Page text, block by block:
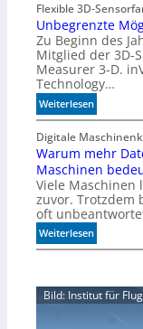
n
z
ä
z
i
s
o
n
f
ü
r
d
i
e
K
I
-
r
a
Flexible 3D-
Unbegrenzte
Zu Beginn des
Mitglied der 3D-
Measurer 3-D.
Technology…
Weiterlesen:
U
n
b
e
g
r
e
n
z
M
Digitale
Warum mehr
Maschinen
Viele Maschinen
zuvor. Trotzdem
oft
Weiterlesen:
W
u
Bild: Institut für